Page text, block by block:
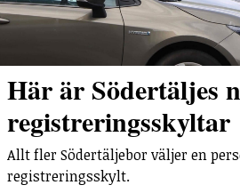
Här är Södertäljes
registreringsskyltar
Allt fler Södertäljebor väljer en
registreringsskylt.